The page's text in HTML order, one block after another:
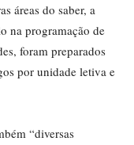
áreas do saber, a
na programação de
foram preparados
por unidade letiva e
“diversas